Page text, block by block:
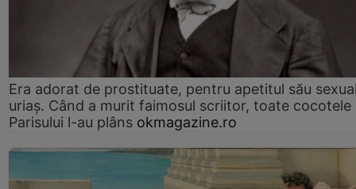
Era adorat de prostituate, pentru apetitul său
uriaș. Când a murit faimosul scriitor, toate cocotele
Parisului l-au plâns okmagazine.ro